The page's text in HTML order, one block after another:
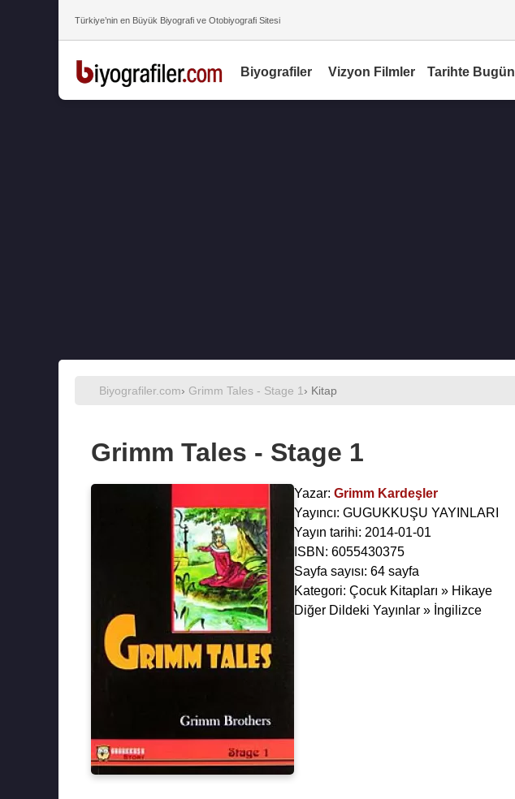
Türkiye’nin en Büyük Biyografi ve Otobiyografi Sitesi
Biyografiler Vizyon Filmler Tarihte Bugün
Biyografiler.com› Grimm Tales - Stage 1 › Kitap
Grimm Tales - Stage 1
Yazar: Grimm Kardeşler
Yayıncı: GUGUKKUŞU YAYINLARI
Yayın tarihi: 2014-01-01
ISBN: 6055430375
Sayfa sayısı: 64 sayfa
Kategori: Çocuk Kitapları » Hikaye
Diğer Dildeki Yayınlar » İngilizce